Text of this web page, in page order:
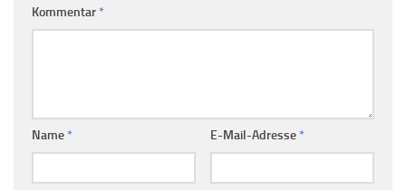
Kommentar *
Name * E-Mail-Adresse *